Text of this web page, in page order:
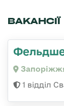
ВАКАНСІЇ
1 відділ